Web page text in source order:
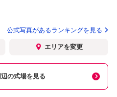
公式写真があるランキングを見る
エリアを変更
の式場を見る